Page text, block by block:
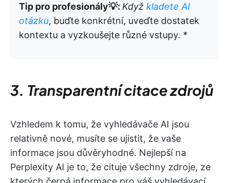
Tip pro profesionály💡: Když kladete AI
otázku, buďte konkrétní, uveďte dostatek
kontextu a vyzkoušejte různé vstupy. *
3. Transparentní citace zdrojů
Vzhledem k tomu, že vyhledávače AI jsou
relativně nové, musíte se ujistit, že vaše
informace jsou důvěryhodné. Nejlepší na
Perplexity AI je to, že cituje všechny zdroje, ze